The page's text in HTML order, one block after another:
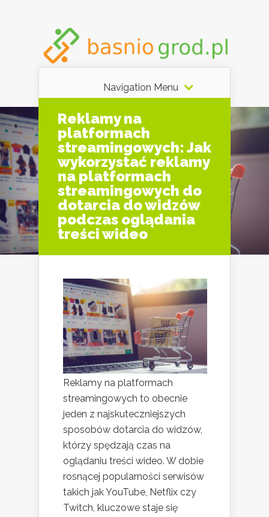
Navigation Menu
Reklamy na
platformach
streamingowych: Jak
wykorzystać reklamy
na platformach
streamingowych do
dotarcia do widzów
podczas oglądania
treści wideo
Reklamy na platformach
streamingowych to obecnie
jeden z najskuteczniejszych
sposobów dotarcia do widzów,
którzy spędzają czas na
oglądaniu treści wideo. W dobie
rosnącej popularności serwisów
takich jak YouTube, Netflix czy
Twitch, kluczowe staje się